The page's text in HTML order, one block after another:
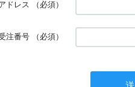
ドレス （必須）
注番号 （必須）